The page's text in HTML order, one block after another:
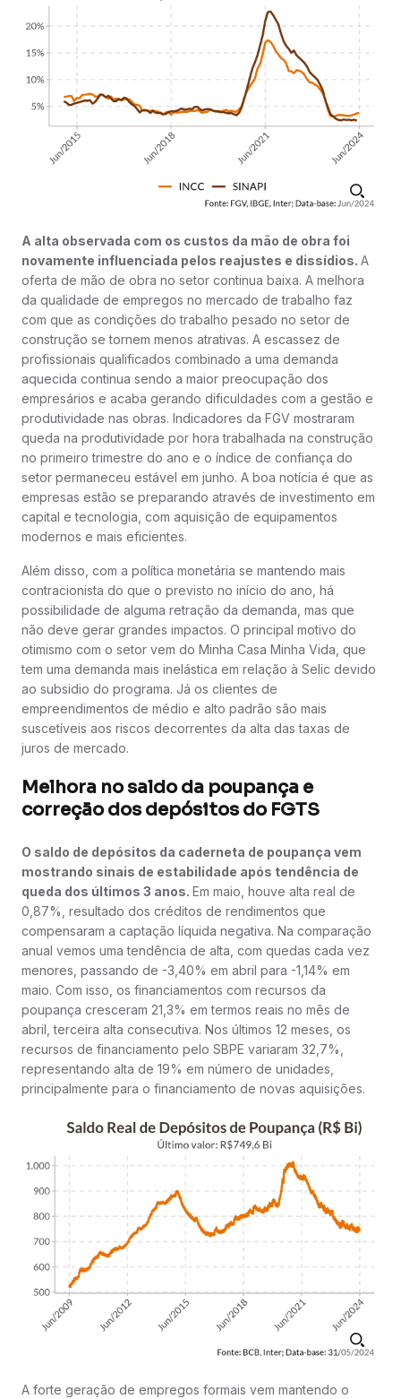
A alta observada com os custos da mão de obra foi
novamente influenciada pelos reajustes e dissídios. A
oferta de mão de obra no setor continua baixa. A melhora
da qualidade de empregos no mercado de trabalho faz
com que as condições do trabalho pesado no setor de
construção se tornem menos atrativas. A escassez de
profissionais qualificados combinado a uma demanda
aquecida continua sendo a maior preocupação dos
empresários e acaba gerando dificuldades com a gestão e
produtividade nas obras. Indicadores da FGV mostraram
queda na produtividade por hora trabalhada na construção
no primeiro trimestre do ano e o índice de confiança do
setor permaneceu estável em junho. A boa notícia é que as
empresas estão se preparando através de investimento em
capital e tecnologia, com aquisição de equipamentos
modernos e mais eficientes.
Além disso, com a política monetária se mantendo mais
contracionista do que o previsto no início do ano, há
possibilidade de alguma retração da demanda, mas que
não deve gerar grandes impactos. O principal motivo do
otimismo com o setor vem do Minha Casa Minha Vida, que
tem uma demanda mais inelástica em relação à Selic devido
ao subsidio do programa. Já os clientes de
empreendimentos de médio e alto padrão são mais
suscetíveis aos riscos decorrentes da alta das taxas de
juros de mercado.
Melhora no saldo da poupança e
correção dos depósitos do FGTS
O saldo de depósitos da caderneta de poupança vem
mostrando sinais de estabilidade após tendência de
queda dos últimos 3 anos. Em maio, houve alta real de
0,87%, resultado dos créditos de rendimentos que
compensaram a captação líquida negativa. Na comparação
anual vemos uma tendência de alta, com quedas cada vez
menores, passando de -3,40% em abril para -1,14% em
maio. Com isso, os financiamentos com recursos da
poupança cresceram 21,3% em termos reais no mês de
abril, terceira alta consecutiva. Nos últimos 12 meses, os
recursos de financiamento pelo SBPE variaram 32,7%,
representando alta de 19% em número de unidades,
principalmente para o financiamento de novas aquisições.
A forte geração de empregos formais vem mantendo o